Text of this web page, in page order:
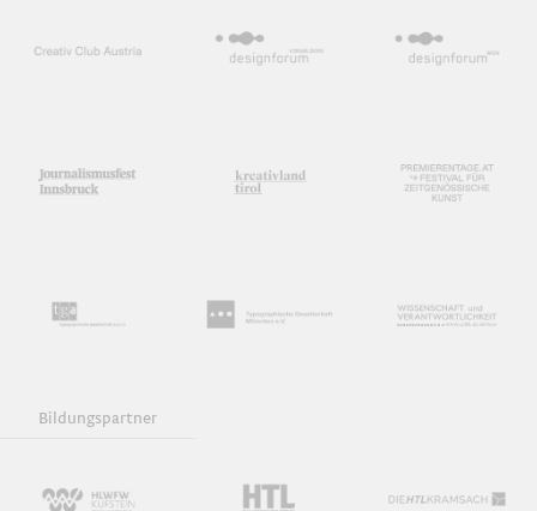
Bildungspartner